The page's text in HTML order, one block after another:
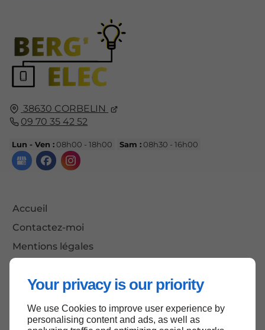
Your privacy is our priority
We use Cookies to improve user experience by
personalising content and ads, as well as
38630 CORBELIN
09 70 35 42 52
Lun - Ven : 08h00 - 18h00 Sam : 08h30 - 16h00
Accueil
Contactez-moi
Mentions légales
Haut de page